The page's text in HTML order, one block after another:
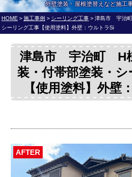
外壁塗装・屋根塗替えなど施工
HOME > 施工事例 > シーリング工事 > 津島市 宇治
シーリング工事【使用塗料】外壁：ウルトラSi
津島市 宇治町 H
装・付帯部塗装・
【使用塗料】外壁
AFTER